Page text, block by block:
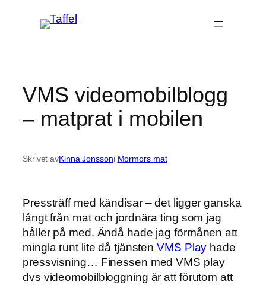
VMS videomobilblogg
– matprat i mobilen
Skrivet avKinna Jonssoni Mormors mat
Pressträff med kändisar – det ligger ganska
långt från mat och jordnära ting som jag
håller på med. Ändå hade jag förmånen att
mingla runt lite då tjänstenVMS Play hade
pressvisning… Finessen med VMS play
dvs videomobilbloggning är att förutom att